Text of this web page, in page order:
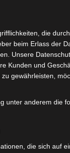
für
Country
im
Service,
neue Kolleginnen
wachsen
die
beim Erlass der
Unsere
Kunden und
gewährleisten,
unter anderem die
die sich auf